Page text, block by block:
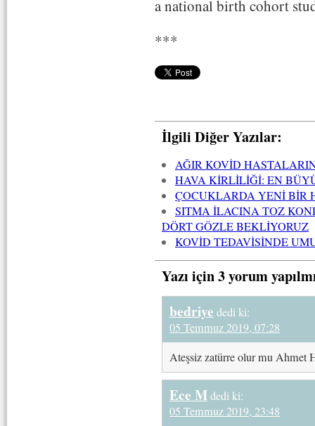
a national birth cohort
***
İlgili Diğer Yazılar:
AĞIR KOVİD
HAVA KİRLİLİĞİ: EN
ÇOCUKLARDA YENİ BİR
SITMA İLACINA TOZ
DÖRT GÖZLE BEKLİYORUZ
KOVİD TEDAVİSİNDE
Yazı için 3 yorum
bedriye dedi ki:
05 Temmuz 2019, 07:28
Ateşsiz zatürre olur mu Ahmet
Ece Mdedi ki:
05 Temmuz 2019, 23:48